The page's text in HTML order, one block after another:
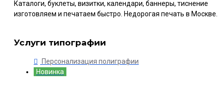
Каталоги, буклеты, визитки, календари, баннеры, тиснение
изготовляем и печатаем быстро. Недорогая печать в Москве.
Услуги типографии
Персонализация полиграфии
Новинка